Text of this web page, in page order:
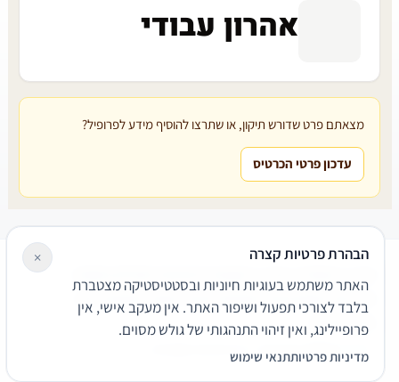
אהרון עבודי
מצאתם פרט שדורש תיקון, או שתרצו להוסיף מידע לפרופיל?
עדכון פרטי הכרטיס
שירותים משפטיים
דרושים צור קשר נגישותפרטיות
תנאי שימוש
© 2026 הפירמה. כל הזכויות שמורות.
הבהרת פרטיות קצרה
האתר משתמש בעוגיות חיוניות ובסטטיסטיקה מצטברת
בלבד לצורכי תפעול ושיפור האתר. אין מעקב אישי, אין
פרופיילינג, ואין זיהוי התנהגותי של גולש מסוים.
מדיניות פרטיותתנאי שימוש
×